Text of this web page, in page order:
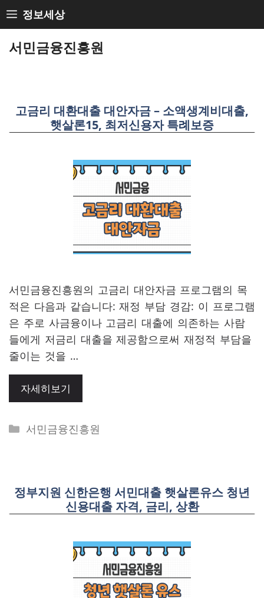
Skip
to
정보세상
서민금융진흥원
고금리 대환대출 대안자금 – 소액생계비대출,
햇살론15, 최저신용자 특례보증
서민금융진흥원의 고금리 대안자금 프로그램의 목
적은 다음과 같습니다: 재정 부담 경감: 이 프로그램
은 주로 사금융이나 고금리 대출에 의존하는 사람
들에게 저금리 대출을 제공함으로써 재정적 부담을
줄이는 것을 …
자세히보기
Categories
서민금융진흥원
정부지원 신한은행 서민대출 햇살론유스 청년
신용대출 자격, 금리, 상환